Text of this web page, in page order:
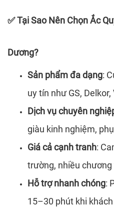
✅Tại Sao Nên Chọn Ắc
Dương?
Sản phẩm đa dạng:
uy tín như GS,
Dịch vụ chuyên
giàu kinh nghiệm,
Giá cả cạnh tranh:
trường, nhiều
Hỗ trợ nhanh chóng:
15–30 phút khi